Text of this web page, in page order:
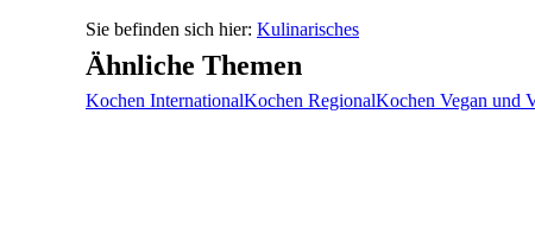
Kulinarisches
Ähnliche Themen
Kochen InternationalKochen RegionalKochen Vegan und